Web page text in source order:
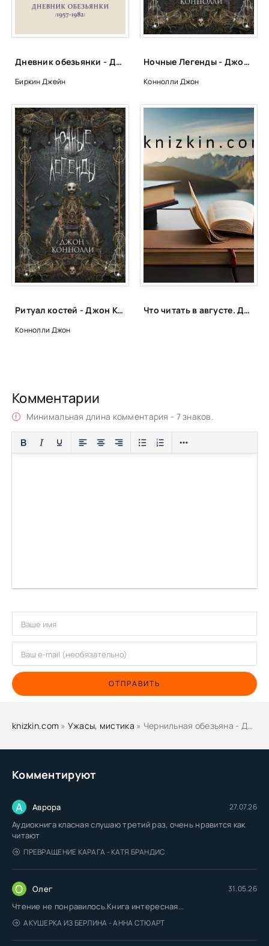
Комментируют
А Аврора 27.07.26
Аудиокнига класная слушаю третий раз, очень нравится как
читают
ПРЕВРАЩЕНИЕ КАРАГА - КАТЯ БРАНДИС
О Олег 31.05.26
Чтение не понравилось.Книга интересная...
АКУШЕРКА ИЗ БЕРЛИНА - АННА СТЮАРТ
Дневник обезьянки - Джейн Биркин
Биркин Джейн
Ночные Легенды - Джон Коннолли
Коннолли Джон
Ритуал костей - Джон Коннолли
Коннолли Джон
Что читать в августе. Длинный список вышедших и планируемых книжных новинок (включая переиздания)
Комментарии
Минимальная длина комментария - 7 знаков.
ОТПРАВИТЬ
knizkin.com » Ужасы, мистика » Чернильная обезьяна - Джон Коннолли